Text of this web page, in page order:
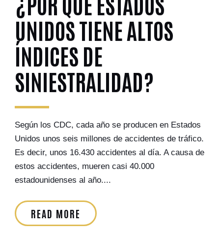
UNIDOS TIENE ALTOS
ÍNDICES DE
SINIESTRALIDAD?
Según los CDC, cada año se producen en Estados
Unidos unos seis millones de accidentes de tráfico.
Es decir, unos 16.430 accidentes al día. A causa de
estos accidentes, mueren casi 40.000
estadounidenses al año....
READ MORE